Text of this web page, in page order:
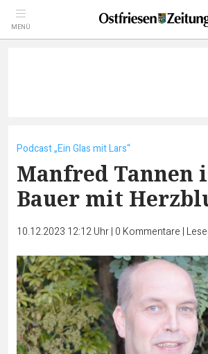
MENÜ
Podcast „Ein Glas mit Lars“
Manfred Tannen
Bauer mit
10.12.2023 12:12 Uhr| 0 Kommentare |